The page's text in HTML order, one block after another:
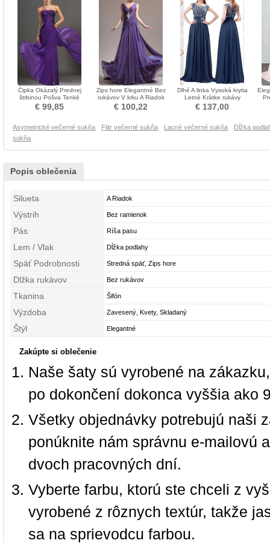
Čipka Okázalý Prednej
štrbinou Pošva Tenké
Prírodné pása Večerné šaty
€ 99,85
Zips hore Elegantné Bez
rukávov V krku A Riadok
Večerné šaty
€ 100,22
Dlhé A linka Vysoká krytia
Letné Krátke rukávy
Prírodné pása Večerné šaty
€ 137,00
Asymetrické večerné sukňa Flitr večerné sukňa Lacné večerné sukňa
Dĺžka
sukňa
Popis oblečenia
Silueta A Riadok
Výstrih Bez ramienok
Pás Ríša pasu
Lem / Vlak Dĺžka podlahy
Späť Podrobnosti Stredná späť, Zips hore
Dlžka rukávov Bez rukávov
Tkanina Šifón
Výzdoba Zavesený, Kvety, Skladaný
Štýl Elegantné
Zakúpte si oblečenie
Naše šaty sú vyrobené na
po dokončení dokonca vyššia ako
Všetky objednávky potrebujú naši
ponúknite nám správnu e-mailovú
dvoch pracovných dní.
Vyberte farbu, ktorú ste chceli z
vyrobené z rôznych textúr, takže
sa na sprievodcu farbou.